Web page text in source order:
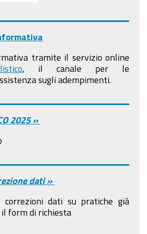
tramite il servizio online
, il canale per le
sugli adempimenti.
2025 »
dati »
correzioni dati su pratiche già
form di richiesta